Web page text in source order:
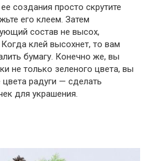
создания просто скрутите
его клеем. Затем
состав не высох,
клей высохнет, то вам
бумагу. Конечно же, вы
не только зеленого цвета, вы
радуги — сделать
для украшения.